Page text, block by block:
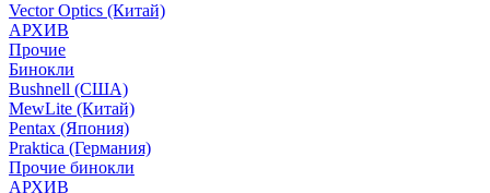
Vector Optics (Китай)
АРХИВ
Прочие
Бинокли
Bushnell (США)
MewLite (Китай)
Pentax (Япония)
Praktica (Германия)
Прочие бинокли
АРХИВ